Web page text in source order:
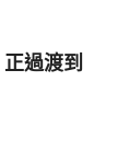
過渡到